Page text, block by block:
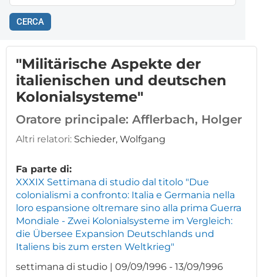
CERCA
"Militärische Aspekte der
italienischen und deutschen
Kolonialsysteme"
Oratore principale: Afflerbach, Holger
Altri relatori: Schieder, Wolfgang
Fa parte di:
XXXIX Settimana di studio dal titolo "Due
colonialismi a confronto: Italia e Germania nella
loro espansione oltremare sino alla prima Guerra
Mondiale - Zwei Kolonialsysteme im Vergleich:
die Übersee Expansion Deutschlands und
Italiens bis zum ersten Weltkrieg"
settimana di studio | 09/09/1996 - 13/09/1996